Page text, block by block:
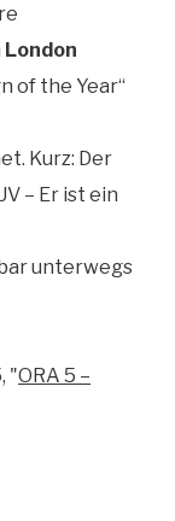
London
of the Year“
Kurz: Der
– Er ist ein
unterwegs
"ORA 5 –